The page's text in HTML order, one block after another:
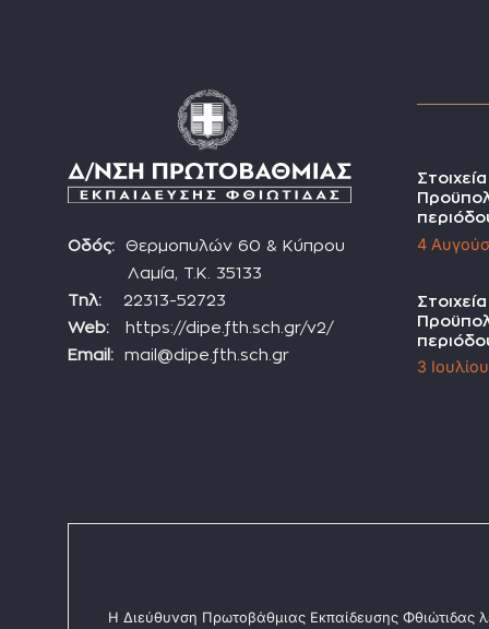
Οδός: Θερμοπυλών 60 & Κύπρου
Λαμία, Τ.Κ. 35133
Τηλ: 22313-52723
Web: https://dipe.fth.sch.gr/v2/
Email: mail@dipe.fth.sch.gr
4
3
Η Διεύθυνση Πρωτοβάθμιας Εκπαίδευσης Φθιώτιδας